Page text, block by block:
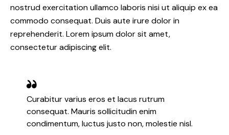
nostrud exercitation ullamco laboris nisi ut aliquip ex ea
commodo consequat. Duis aute irure dolor in
reprehenderit. Lorem ipsum dolor sit amet,
consectetur adipiscing elit.
Curabitur varius eros et lacus rutrum
consequat. Mauris sollicitudin enim
condimentum, luctus justo non, molestie nisl.